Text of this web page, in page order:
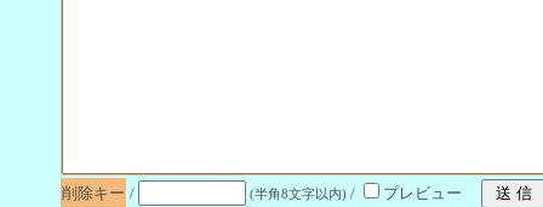
削除キー / (半角8文字以内) / プレビュー